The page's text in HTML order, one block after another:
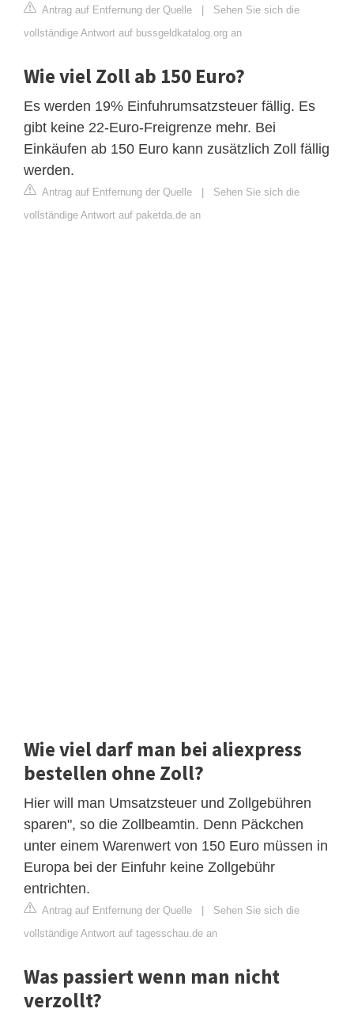
Antrag auf Entfernung der Quelle | Sehen Sie sich die
vollständige Antwort auf bussgeldkatalog.org an
Wie viel Zoll ab 150 Euro?
Es werden 19% Einfuhrumsatzsteuer fällig. Es
gibt keine 22-Euro-Freigrenze mehr. Bei
Einkäufen ab 150 Euro kann zusätzlich Zoll fällig
werden.
Antrag auf Entfernung der Quelle | Sehen Sie sich die
vollständige Antwort auf paketda.de an
Wie viel darf man bei aliexpress
bestellen ohne Zoll?
Hier will man Umsatzsteuer und Zollgebühren
sparen", so die Zollbeamtin. Denn Päckchen
unter einem Warenwert von 150 Euro müssen in
Europa bei der Einfuhr keine Zollgebühr
entrichten.
Antrag auf Entfernung der Quelle | Sehen Sie sich die
vollständige Antwort auf tagesschau.de an
Was passiert wenn man nicht
verzollt?